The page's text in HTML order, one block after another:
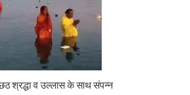
छठ श्रद्धा व उल्लास के साथ संपन्न